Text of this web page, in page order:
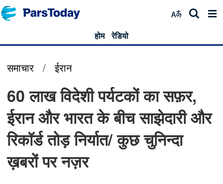
होम रेडियो
समाचार / ईरान
60 लाख विदेशी पर्यटकों का सफ़र,
ईरान और भारत के बीच साझेदारी और
रिकॉर्ड तोड़ निर्यात/ कुछ चुनिन्दा
ख़बरों पर नज़र